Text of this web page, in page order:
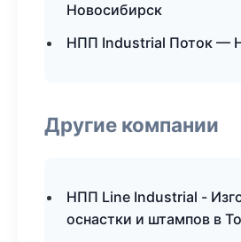
Новосибирск
НПП Industrial Поток —
Другие компании
НПП Line Industrial -
оснастки и штампов в